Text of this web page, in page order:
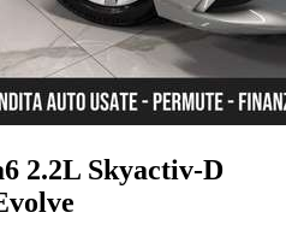
2.2L Skyactiv-D